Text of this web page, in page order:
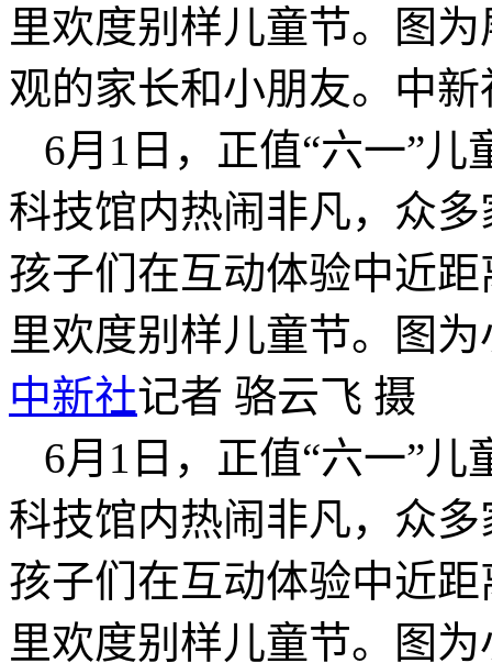
里欢度别样儿童节。图
观的家长和小朋友。中
6月1日，正值“六一”
科技馆内热闹非凡，众
孩子们在互动体验中近
里欢度别样儿童节。图
中新社记者 骆云飞 摄
6月1日，正值“六一”
科技馆内热闹非凡，众
孩子们在互动体验中近
里欢度别样儿童节。图